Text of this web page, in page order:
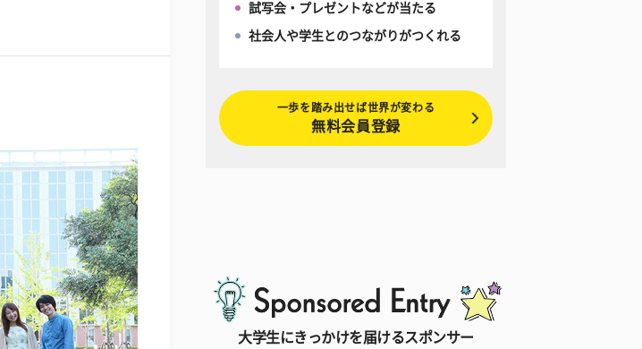
試写会・プレゼントなどが当たる
社会人や学生とのつながりがつくれる
一歩を踏み出せば世界が変わる
無料会員登録
大学生にきっかけを届けるスポンサー